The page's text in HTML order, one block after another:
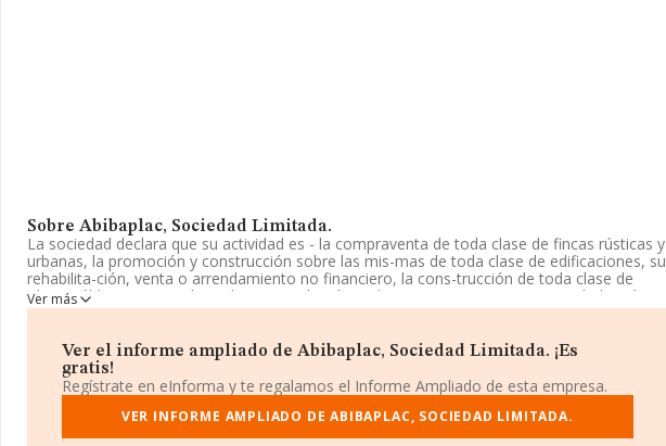
Sobre Abibaplac, Sociedad Limitada.
La sociedad declara que su actividad es - la compraventa de toda clase de fincas rústicas y
urbanas, la promoción y construcción sobre las mis-mas de toda clase de edificaciones, su
rehabilita-ción, venta o arrendamiento no financiero, la cons-trucción de toda clase de
obras públicas o priva-das, y la intermediación en los negocios anteri. La sociedad está
inscrita en el Registro Mercantil como Sociedad Limitada. Tiene CNAE: 6811 - '%cnae%'.
La empresa española
Abibaplac, Sociedad Limitada
, con NIF B75457119, está situada
en Calle Meira núm. 9 5 B, (15010), en el municipio de A Coruña, Galicia.
En relación con el sector y disponiendo de los datos de hasta 67.991 empresas, a nivel
nacional la facturación asciende a 7.139 millones de euros y la media de facturación de
Ver más
Ver el informe ampliado de Abibaplac, Sociedad Limitada. ¡Es
gratis!
Regístrate en eInforma y te regalamos el Informe Ampliado de esta empresa.
VER INFORME AMPLIADO DE ABIBAPLAC, SOCIEDAD LIMITADA.